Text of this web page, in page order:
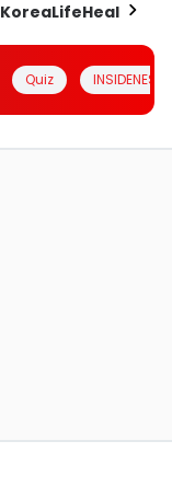
KoreaLifeHealth
Quiz INSIDENESIA